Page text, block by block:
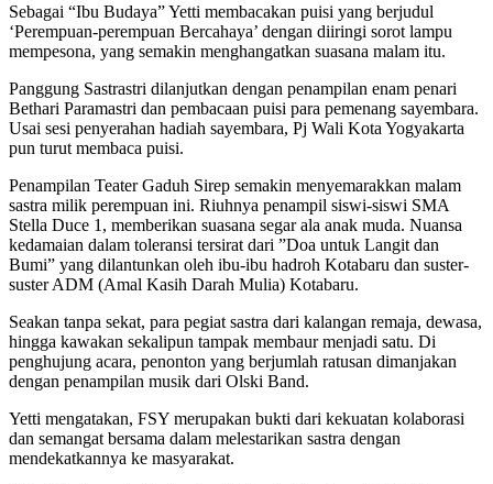
Sebagai “Ibu Budaya” Yetti membacakan puisi yang berjudul
‘Perempuan-perempuan Bercahaya’ dengan diiringi sorot lampu
mempesona, yang semakin menghangatkan suasana malam itu.
Panggung Sastrastri dilanjutkan dengan penampilan enam penari
Bethari Paramastri dan pembacaan puisi para pemenang sayembara.
Usai sesi penyerahan hadiah sayembara, Pj Wali Kota Yogyakarta
pun turut membaca puisi.
Penampilan Teater Gaduh Sirep semakin menyemarakkan malam
sastra milik perempuan ini. Riuhnya penampil siswi-siswi SMA
Stella Duce 1, memberikan suasana segar ala anak muda. Nuansa
kedamaian dalam toleransi tersirat dari ”Doa untuk Langit dan
Bumi” yang dilantunkan oleh ibu-ibu hadroh Kotabaru dan suster-
suster ADM (Amal Kasih Darah Mulia) Kotabaru.
Seakan tanpa sekat, para pegiat sastra dari kalangan remaja, dewasa,
hingga kawakan sekalipun tampak membaur menjadi satu. Di
penghujung acara, penonton yang berjumlah ratusan dimanjakan
dengan penampilan musik dari Olski Band.
Yetti mengatakan, FSY merupakan bukti dari kekuatan kolaborasi
dan semangat bersama dalam melestarikan sastra dengan
mendekatkannya ke masyarakat.